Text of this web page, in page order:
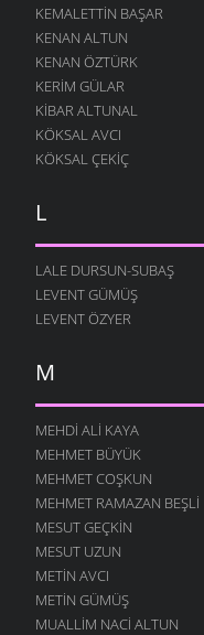
KEMALETTIN BAŞAR
KENAN ALTUN
KENAN ÖZTÜRK
KERIM GÜLAR
KIBAR ALTUNAL
KÖKSAL AVCI
KÖKSAL ÇEKIÇ
L
LALE DURSUN-SUBAŞ
LEVENT GÜMÜŞ
LEVENT ÖZYER
M
MEHDI ALI KAYA
MEHMET BÜYÜK
MEHMET COŞKUN
MEHMET RAMAZAN BEŞLI
MESUT GEÇKIN
MESUT UZUN
METIN AVCI
METIN GÜMÜŞ
MUALLIM NACI ALTUN